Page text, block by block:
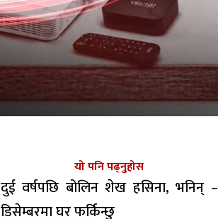
यो पनि पढ्नुहोस
दुई वर्षपछि बोलिन शेख हसिना, भनिन् –
डिसेम्बरमा घर फर्किन्छु